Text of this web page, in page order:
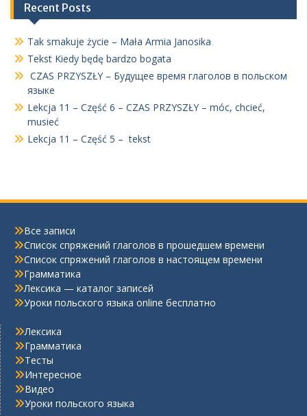
Recent Posts
Tak smakuje życie – Mała Armia Janosika
Tekst Kiedy będę bardzo bogata
CZAS PRZYSZŁY – Будущее время глаголов в польском
языке
Lekcja 11 – Część 6 – CZAS PRZYSZŁY – móc, chcieć,
musieć
Lekcja 11 – Część 5 – tekst
Все записи
Список спряжений глаголов в прошедшем времени
Список спряжений глаголов в настоящем времени
Грамматика
Лексика — каталог записей
Уроки польского языка online бесплатно
Лексика
Грамматика
Тесты
Интересное
Видео
Уроки польского языка